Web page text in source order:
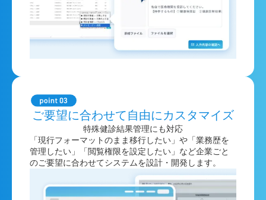
ご要望に合わせて自由にカスタマイズ
特殊健診結果管理にも対応
「現行フォーマットのまま移行したい」や「業務歴を
管理したい」「閲覧権限を設定したい」など企業ごと
のご要望に合わせてシステムを設計・開発します。